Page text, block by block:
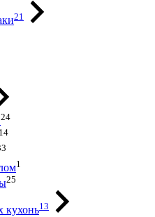
21
24
14
1
25
кухонь13